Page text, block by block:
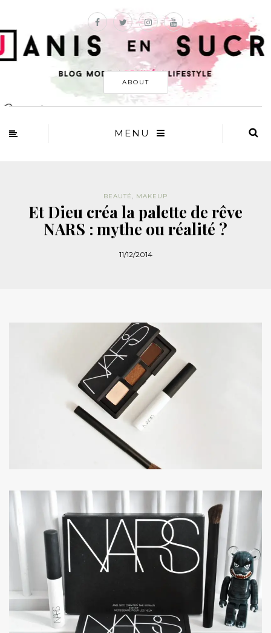
ABOUT
MENU
BEAUTÉ, MAKEUP
Et Dieu créa la palette de rêve
NARS : mythe ou réalité ?
11/12/2014